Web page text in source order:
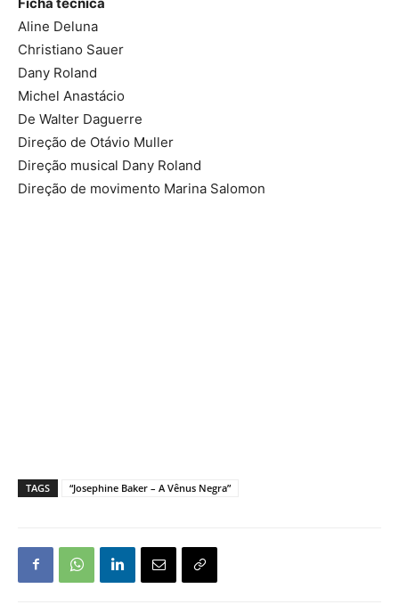
Aline Deluna
Christiano Sauer
Dany Roland
Michel Anastácio
De Walter Daguerre
Direção de Otávio Muller
Direção musical Dany Roland
Direção de movimento Marina Salomon
TAGS “Josephine Baker – A Vênus Negra”